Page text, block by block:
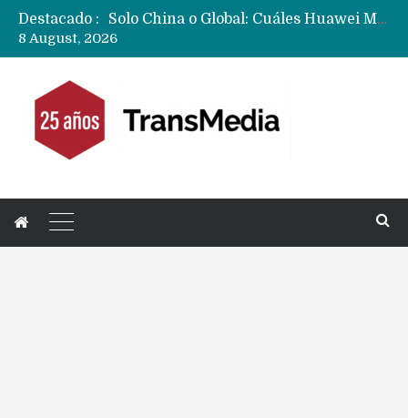
Destacado :
Solo China o Global: Cuáles Huawei MateBook, MatePad y Nova llegarán a Europa y LATAM?
Fabricantes suben precios de teléfonos y ganan más dinero en un mercado donde Xiaomi alerta por no mejorar ventas
8 August, 2026